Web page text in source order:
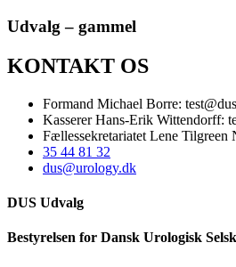
Udvalg – gammel
KONTAKT OS
Formand Michael Borre:
Kasserer Hans-Erik Wittendorff:
Fællessekretariatet Lene Tilgreen
35 44 81 32
dus@urology.dk
DUS Udvalg
Bestyrelsen for Dansk Urologisk